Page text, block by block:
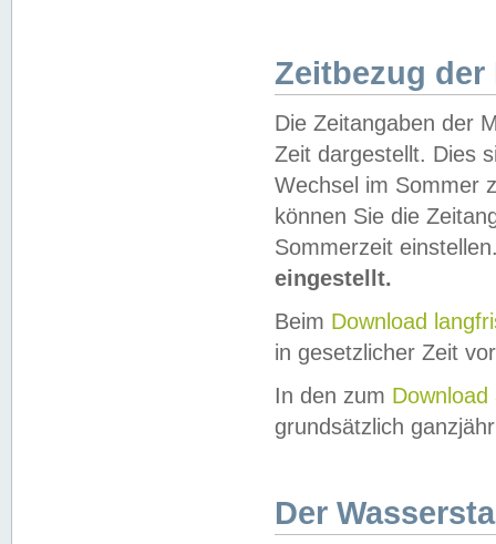
Zeitbezug der
Die Zeitangaben der
Zeit dargestellt. Dies
Wechsel im Sommer
können Sie die
Sommerzeit
eingestellt.
Beim Download
in gesetzlicher Zeit
In den zum Download
grundsätzlich
Der